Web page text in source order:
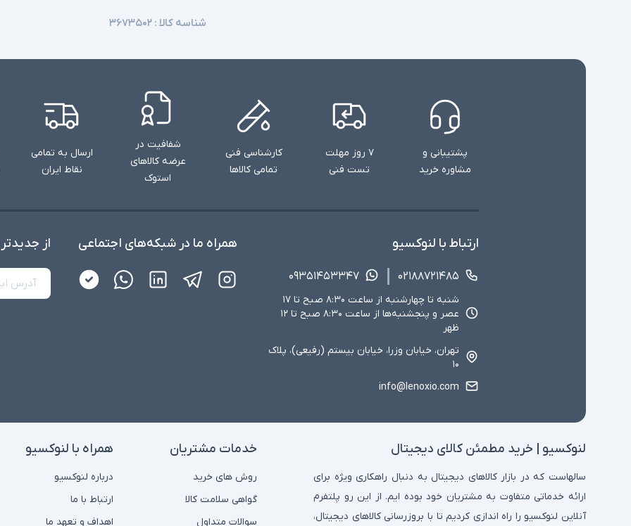
شناسه کالا : ۳۶۷۳۵۰۲
پشتیبانی و
مشاوره خرید
۷ روز مهلت
تست فنی
کارشناسی فنی
تمامی کالاها
شفافیت در
عرضه کالاهای
استوک
ارسال به تمامی
نقاط ایران
ارتباط با لنوکسیو
۰۲۱۸۸۷۲۱۴۸۵ ۰۹۳۵۱۴۵۳۳۴۷
شنبه تا چهارشنبه از ساعت ۸:۳۰ صبح تا ۱۷
عصر و پنجشنبه‌ها از ساعت ۸:۳۰ صبح تا ۱۲
ظهر
تهران، خیابان وزرا، خیابان بیستم (رفیعی)، پلاک
۱۰
info@lenoxio.com
همراه ما در شبکه‌های اجتماعی از
لنوکسیو | خرید مطمئن کالای دیجیتال
سالهاست که در بازار کالاهای دیجیتال به دنبال راهکاری ویژه برای
ارائه خدماتی متفاوت به مشتریان خود بوده ایم. از این رو پلتفرم
آنلاین لنوکسیو را راه اندازی کردیم تا با بروزرسانی کالاهای دیجیتال،
خدمات مشتریان
روش های خرید
گواهی سلامت کالا
سوالات متداول
همراه با لنوکسیو
درباره لنوکسیو
ارتباط با ما
اهداف و تعهد ما